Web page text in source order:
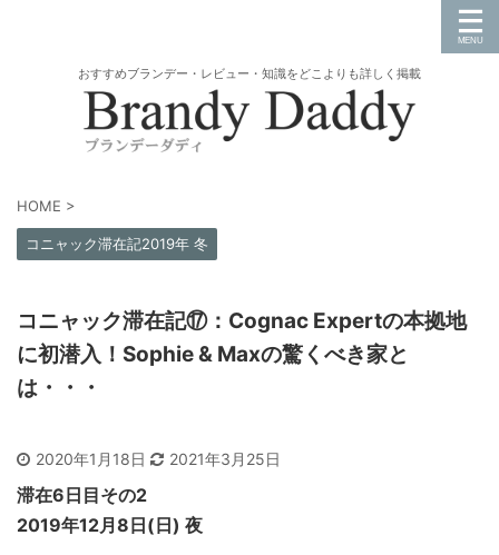
おすすめブランデー・レビュー・知識をどこよりも詳しく掲載
HOME >
コニャック滞在記2019年 冬
コニャック滞在記⑰：Cognac Expertの本拠地
に初潜入！Sophie & Maxの驚くべき家と
は・・・
2020年1月18日 2021年3月25日
滞在6日目その2
2019年12月8日(日) 夜